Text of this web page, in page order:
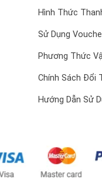
Hình Thức
Sử Dụng
Phương Thức
Chính Sách Đổi
Hướng Dẫn Sử